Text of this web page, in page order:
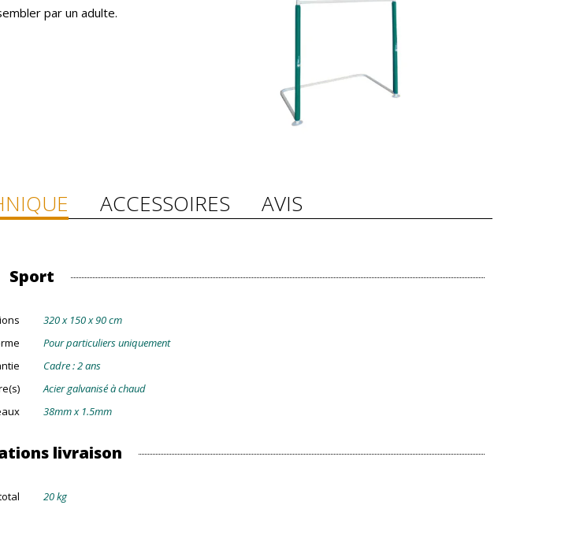
par un adulte.
ACCESSOIRES AVIS
Sport
320 x 150 x 90 cm
Pour particuliers uniquement
Cadre : 2 ans
Acier galvanisé à chaud
38mm x 1.5mm
livraison
20 kg